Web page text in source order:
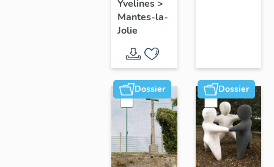
Yvelines>
Mantes-la-
Jolie
Dossier Dossier